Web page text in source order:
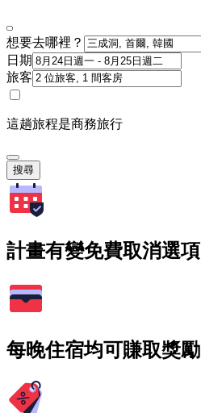
想要去哪裡？
日期
旅客
這趟旅程是商務旅行
搜尋
計畫有變免費取消選項
每晚住宿均可賺取獎勵